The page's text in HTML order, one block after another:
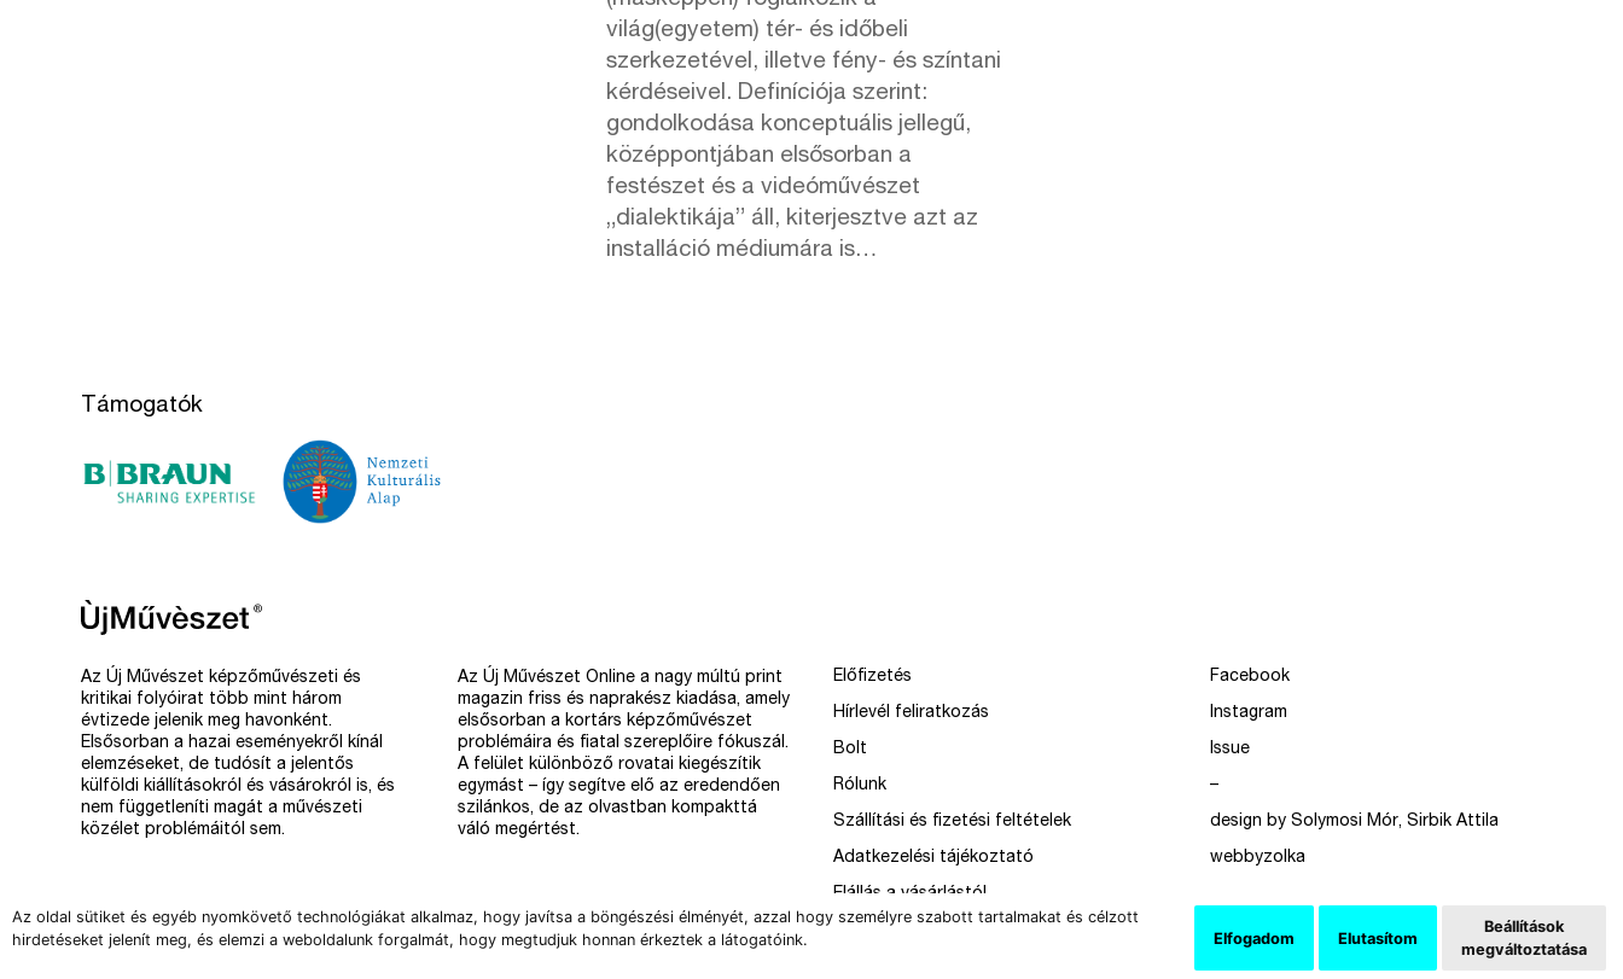
Az oldal sütiket és egyéb nyomkövető technológiákat alkalmaz, hogy javítsa a böngészési élményét, azzal hogy személyre szabott tartalmakat és célzott
hirdetéseket jelenít meg, és elemzi a weboldalunk forgalmát, hogy megtudjuk honnan érkeztek a látogatóink.
Elfogadom Elutasítom
Beállítások
megváltoztatása
világ(egyetem) tér- és időbeli
szerkezetével, illetve fény- és színtani
kérdéseivel. Definíciója szerint:
gondolkodása konceptuális jellegű,
középpontjában elsősorban a
festészet és a videóművészet
„dialektikája” áll, kiterjesztve azt az
installáció médiumára is…
Támogatók
Az Új Művészet képzőművészeti és
kritikai folyóirat több mint három
évtizede jelenik meg havonként.
Elsősorban a hazai eseményekről kínál
elemzéseket, de tudósít a jelentős
külföldi kiállításokról és vásárokról is, és
nem függetleníti magát a művészeti
közélet problémáitól sem.
Az Új Művészet Online a nagy múltú print
magazin friss és naprakész kiadása, amely
elsősorban a kortárs képzőművészet
problémáira és fiatal szereplőire fókuszál.
A felület különböző rovatai kiegészítik
egymást – így segítve elő az eredendően
szilánkos, de az olvastban kompakttá
váló megértést.
Előfizetés
Hírlevél feliratkozás
Bolt
Rólunk
Szállítási és fizetési feltételek
Adatkezelési tájékoztató
Elállás a vásárlástól
Facebook
Instagram
Issue
–
design by Solymosi Mór, Sirbik Attila
webbyzolka
Copyright 2008-2026 Új Művészet